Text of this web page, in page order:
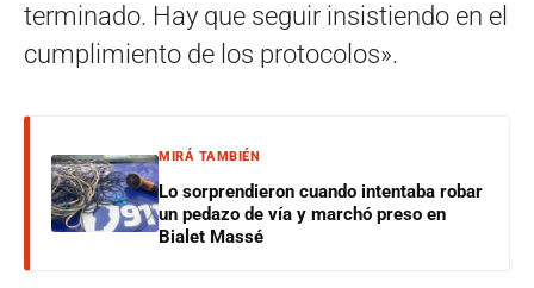
terminado. Hay que seguir insistiendo en el
cumplimiento de los protocolos».
MIRÁ TAMBIÉN
Lo sorprendieron cuando intentaba robar
un pedazo de vía y marchó preso en
Bialet Massé